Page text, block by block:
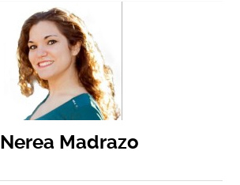
Nerea Madrazo